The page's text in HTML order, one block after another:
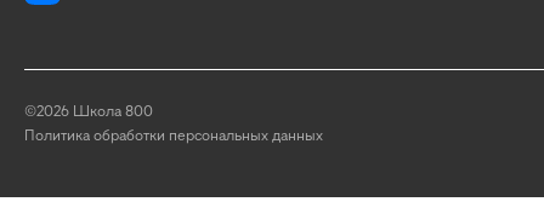
©2026 Школа 800
Политика обработки персональных данных